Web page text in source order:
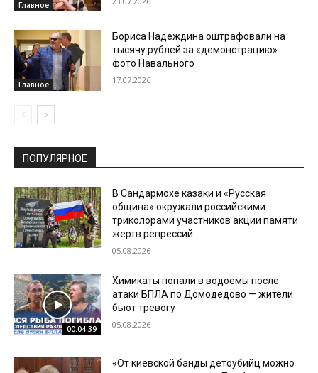
Главное
Главное
Бориса Надеждина оштрафовали на
тысячу рублей за «демонстрацию»
фото Навального
17.07.2026
ПОПУЛЯРНОЕ
В Сандармохе казаки и «Русская
община» окружали российскими
триколорами участников акции памяти
жертв репрессий
05.08.2026
00:04:39
Химикаты попали в водоемы после
атаки БПЛА по Домодедово — жители
бьют тревогу
05.08.2026
«От киевской банды детоубийц можно